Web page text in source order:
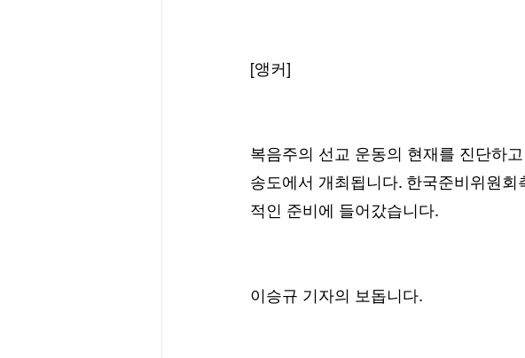
[앵커]
복음주의 선교 운동의 현재를 진단하
송도에서 개최됩니다. 한국준비위원
적인 준비에 들어갔습니다.
이승규 기자의 보돕니다.